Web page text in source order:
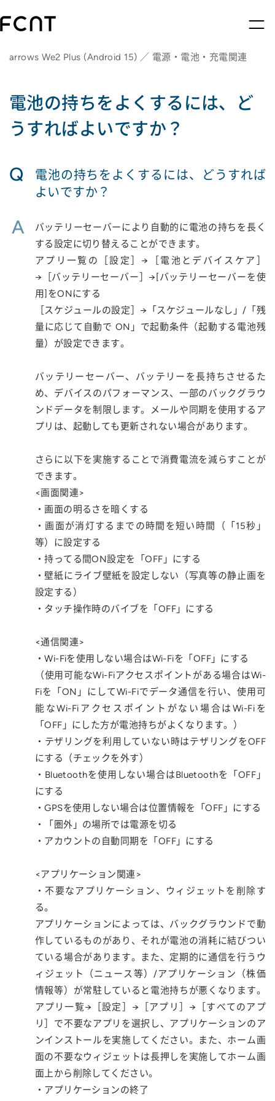
arrows We2 Plus (Android 15) ／ 電源・電池・充電関連
電池の持ちをよくするには、ど
うすればよいですか？
Q
電池の持ちをよくするには、どうすれば
よいですか？
A
バッテリーセーバーにより自動的に電池の持ちを長く
する設定に切り替えることができます。
アプリ一覧の［設定］→［電池とデバイスケア］
→［バッテリーセーバー］→[バッテリーセーバーを使
用]をONにする
［スケジュールの設定］→「スケジュールなし」/「残
量に応じて自動で ON」で起動条件（起動する電池残
量）が設定できます。
バッテリーセーバー、バッテリーを長持ちさせるた
め、デバイスのパフォーマンス、一部のバックグラウ
ンドデータを制限します。メールや同期を使用するア
プリは、起動しても更新されない場合があります。
さらに以下を実施することで消費電流を減らすことが
できます。
<画面関連>
・画面の明るさを暗くする
・画面が消灯するまでの時間を短い時間（「15秒」
等）に設定する
・持ってる間ON設定を「OFF」にする
・壁紙にライブ壁紙を設定しない（写真等の静止画を
設定する）
・タッチ操作時のバイブを「OFF」にする
<通信関連>
・Wi-Fiを使用しない場合はWi-Fiを「OFF」にする
（使用可能なWi-Fiアクセスポイントがある場合はWi-
Fiを「ON」にしてWi-Fiでデータ通信を行い、使用可
能なWi-Fiアクセスポイントがない場合はWi-Fiを
「OFF」にした方が電池持ちがよくなります。）
・テザリングを利用していない時はテザリングをOFF
にする（チェックを外す）
・Bluetoothを使用しない場合はBluetoothを「OFF」
にする
・GPSを使用しない場合は位置情報を「OFF」にする
・「圏外」の場所では電源を切る
・アカウントの自動同期を「OFF」にする
<アプリケーション関連>
・不要なアプリケーション、ウィジェットを削除す
る。
アプリケーションによっては、バックグラウンドで動
作しているものがあり、それが電池の消耗に結びつい
ている場合があります。また、定期的に通信を行うウ
ィジェット（ニュース等）/アプリケーション（株価
情報等）が常駐していると電池持ちが悪くなります。
アプリ一覧→［設定］→［アプリ］→［すべてのアプ
リ］で不要なアプリを選択し、アプリケーションのア
ンインストールを実施してください。また、ホーム画
面の不要なウィジェットは長押しを実施してホーム画
面上から削除してください。
・アプリケーションの終了